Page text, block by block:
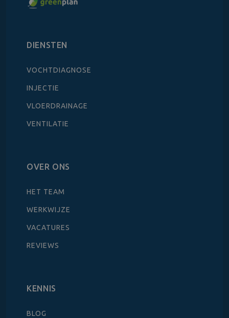
DIENSTEN
VOCHTDIAGNOSE
INJECTIE
VLOERDRAINAGE
VENTILATIE
OVER ONS
HET TEAM
WERKWIJZE
VACATURES
REVIEWS
KENNIS
BLOG